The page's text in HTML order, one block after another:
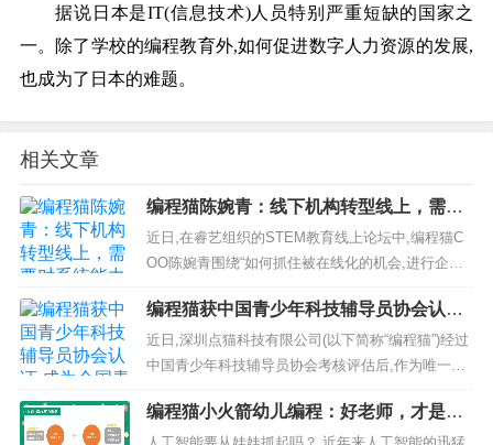
据说日本是IT(信息技术)人员特别严重短缺的国家之
一。除了学校的编程教育外,如何促进数字人力资源的发展,
也成为了日本的难题。
相关文章
编程猫陈婉青：线下机构转型线上，需要
对系统能力和组织能力做出哪些变革？
近日,在睿艺组织的STEM教育线上论坛中,编程猫C
OO陈婉青围绕“如何抓住被在线化的机会,进行企业
系统能力变革?”、“教育企业的新机会和新渠道”、...
编程猫获中国青少年科技辅导员协会认证,
成为全国青少年科技辅导员培训基地
近日,深圳点猫科技有限公司(以下简称“编程猫”)经过
中国青少年科技辅导员协会考核评估后,作为唯一一
家少儿编程教育公司,正式成为“全国青少年科技辅导
员培训基地&...
编程猫小火箭幼儿编程：好老师，才是好
教育的翘板！